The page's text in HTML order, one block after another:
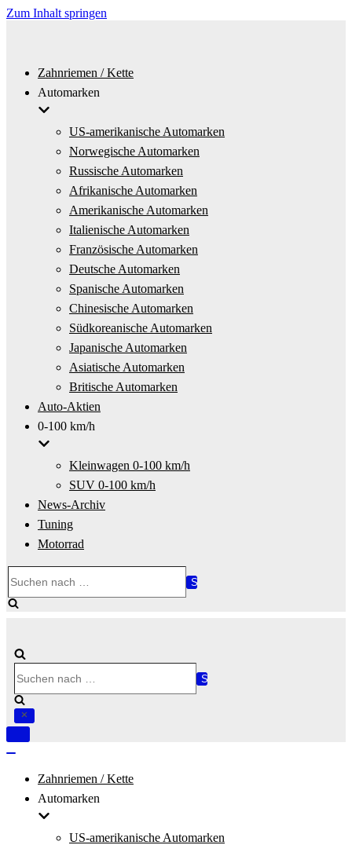
Zum Inhalt springen
Zahnriemen / Kette
Automarken
US-amerikanische Automarken
Norwegische Automarken
Russische Automarken
Afrikanische Automarken
Amerikanische Automarken
Italienische Automarken
Französische Automarken
Deutsche Automarken
Spanische Automarken
Chinesische Automarken
Südkoreanische Automarken
Japanische Automarken
Asiatische Automarken
Britische Automarken
Auto-Aktien
0-100 km/h
Kleinwagen 0-100 km/h
SUV 0-100 km/h
News-Archiv
Tuning
Motorrad
nach …
nach …
Navigation
Zahnriemen / Kette
Automarken
US-amerikanische Automarken